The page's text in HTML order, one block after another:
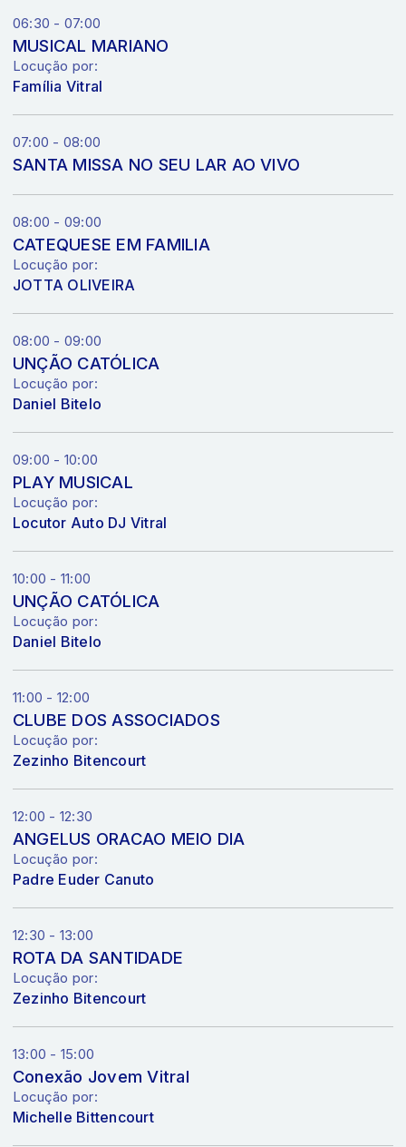
06:30 - 07:00
MUSICAL MARIANO
Locução por:
Família Vitral
07:00 - 08:00
SANTA MISSA NO SEU LAR AO VIVO
08:00 - 09:00
CATEQUESE EM FAMILIA
Locução por:
JOTTA OLIVEIRA
08:00 - 09:00
UNÇÃO CATÓLICA
Locução por:
Daniel Bitelo
09:00 - 10:00
PLAY MUSICAL
Locução por:
Locutor Auto DJ Vitral
10:00 - 11:00
UNÇÃO CATÓLICA
Locução por:
Daniel Bitelo
11:00 - 12:00
CLUBE DOS ASSOCIADOS
Locução por:
Zezinho Bitencourt
12:00 - 12:30
ANGELUS ORACAO MEIO DIA
Locução por:
Padre Euder Canuto
12:30 - 13:00
ROTA DA SANTIDADE
Locução por:
Zezinho Bitencourt
13:00 - 15:00
Conexão Jovem Vitral
Locução por:
Michelle Bittencourt